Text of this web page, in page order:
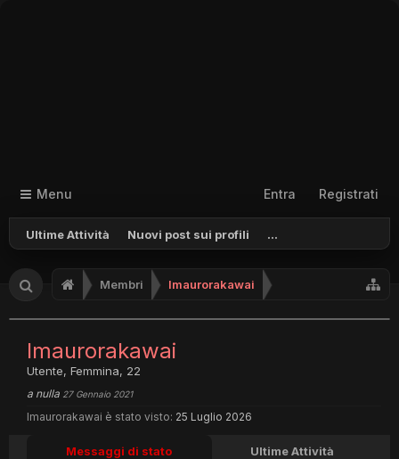
Menu
Ultime Attività Nuovi post sui profili ...
Entra Registrati
Membri Imaurorakawai
Imaurorakawai
Utente, Femmina, 22
a nulla 27 Gennaio 2021
Imaurorakawai è stato visto: 25 Luglio 2026
Messaggi di stato Ultime Attività